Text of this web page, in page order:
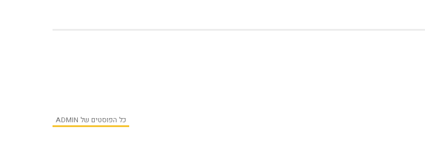
כל הפוסטים של ADMIN